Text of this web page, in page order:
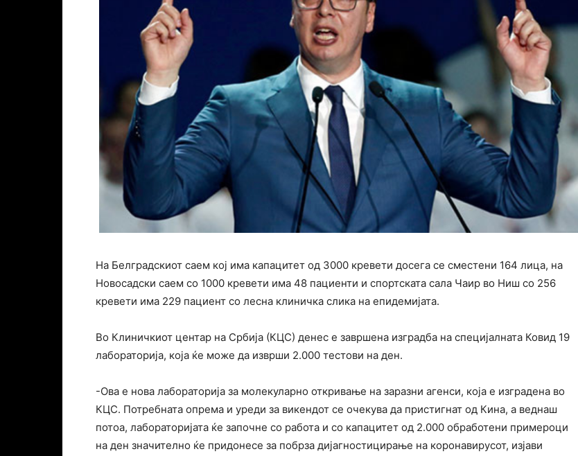
На Белградскиот саем кој има капацитет од 3000 кревети досега се сместени 164 лица, на
Новосадски саем со 1000 кревети има 48 пациенти и спортскатa сала Чаир во Ниш со 256
кревети има 229 пациент со лесна клиничка слика на епидемијата.
Во Клиничкиот центар на Србија (КЦС) денес е завршена изградба на специјалната Ковид 19
лабораторија, која ќе може да изврши 2.000 тестови на ден.
-Ова е нова лабораторија за молекуларно откривање на заразни агенси, која е изградена во
КЦС. Потребната опрема и уреди за викендот се очекува да пристигнат од Кина, а веднаш
потоа, лабораторијата ќе започне со работа и со капацитет од 2.000 обработени примероци
на ден значително ќе придонесе за побрза дијагностицирање на коронавирусот, изјави